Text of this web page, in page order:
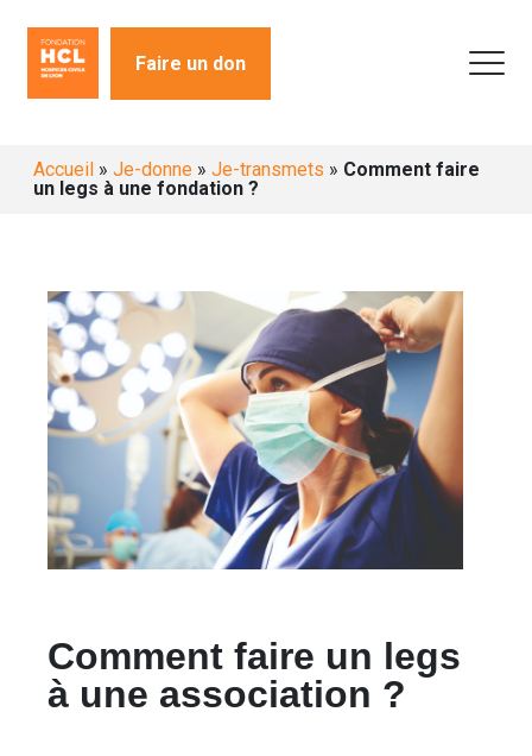
Faire un don
Accueil » Je-donne » Je-transmets » Comment faire
un legs à une fondation ?
Comment faire un legs
à une association ?